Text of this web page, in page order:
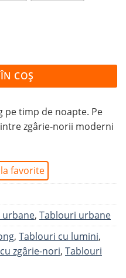
ÎN HONG KONG
COȘ
pe timp de noapte. Pe
zgârie-norii moderni
favorite
urbane, Tablouri urbane
, Tablouri cu lumini,
zgârie-nori, Tablouri